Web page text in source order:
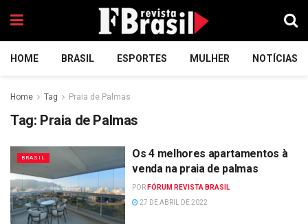
HOME BRASIL ESPORTES MULHER NOTÍCIAS
Home Tag Praia de Palmas
Tag: Praia de Palmas
BRASIL
Os 4 melhores apartamentos à
venda na praia de palmas
POR FÓRUM REVISTA BRASIL
27 DE ABRIL DE 2022